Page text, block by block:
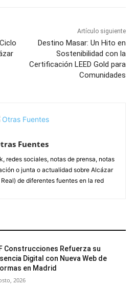
Artículo siguiente
Destino Masar: Un Hito en
Sostenibilidad con la
Certificación LEED Gold para
Comunidades
Fuentes
redes sociales, notas de prensa, notas
o junta o actualidad sobre Alcázar
de diferentes fuentes en la red
Construcciones Refuerza su
Digital con Nueva Web de
en Madrid
2026